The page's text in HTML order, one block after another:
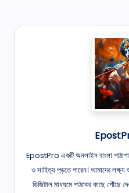
EpostPro একটি অনলাইন বাংলা
ও সাহিত্য পড়তে পারেন। আমাদের লক্ষ্য
ডিজিটাল মাধ্যমে পাঠকের কাছে পৌঁছে